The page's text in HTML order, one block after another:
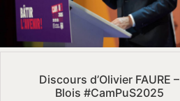
Discours d’Olivier FAURE –
Blois #CamPuS2025